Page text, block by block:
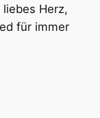
Herz,
für immer